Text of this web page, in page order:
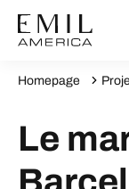
Homepage
Le